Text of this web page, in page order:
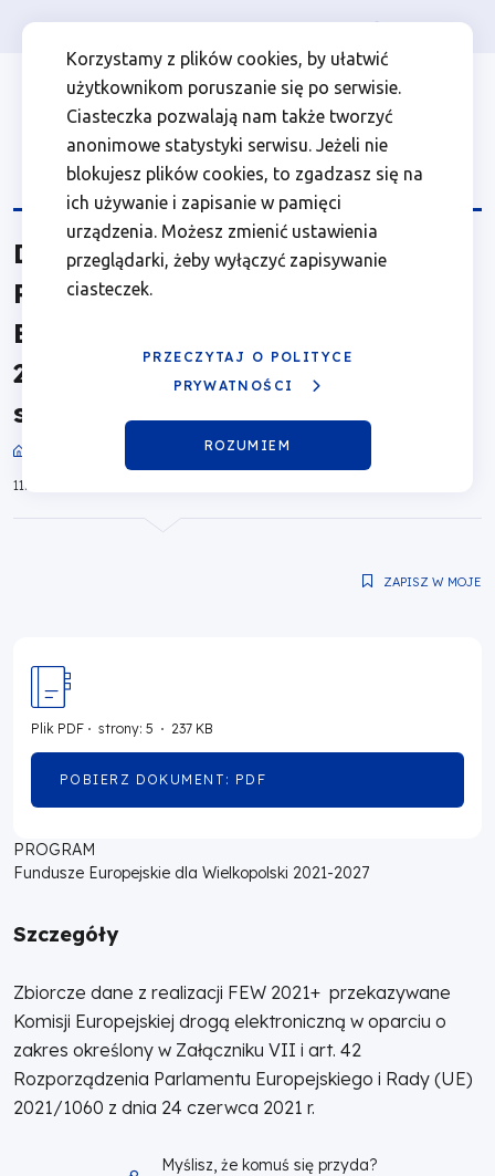
Korzystamy z plików cookies, by ułatwić
użytkownikom poruszanie się po serwisie.
Ciasteczka pozwalają nam także tworzyć
anonimowe statystyki serwisu. Jeżeli nie
blokujesz plików cookies, to zgadzasz się na
ich używanie i zapisanie w pamięci
urządzenia. Możesz zmienić ustawienia
przeglądarki, żeby wyłączyć zapisywanie
ciasteczek.
PRZECZYTAJ O POLITYCE
PRYWATNOŚCI
ROZUMIEM
Dane
dot.
Programu
Regionalnego
Fundusze
Europejskie
dla
Wielkopolski
2021
-
do
KE
stan
31.08.2023
Fundusze
Europejskie
Przejdź
głównej
nawigacji
Przejdź
wyszukiwarki
Przejdź
zawartości
strony
Przejdź
stopki
Menu
Header
Top
Osoba prywatna Firma
Menu
top
left
Dane dot. Programu
Regionalnego Fundusze
Europejskie dla Wielkopolski
2021 - 2027 przekazane do KE -
stan na 31.08.2023
Ścieżka
11.06.2025
PROGRAM
Fundusze Europejskie dla Wielkopolski 2021-2027
Szczegóły
Zbiorcze dane z realizacji FEW 2021+ przekazywane
Komisji Europejskiej drogą elektroniczną w oparciu o
zakres określony w Załączniku VII i art. 42
Rozporządzenia Parlamentu Europejskiego i Rady (UE)
2021/1060 z dnia 24 czerwca 2021 r.
ZAPISZ W MOJE
Plik PDF strony: 5 237 KB
POBIERZ DOKUMENT: PDF
Myślisz, że komuś się przyda?